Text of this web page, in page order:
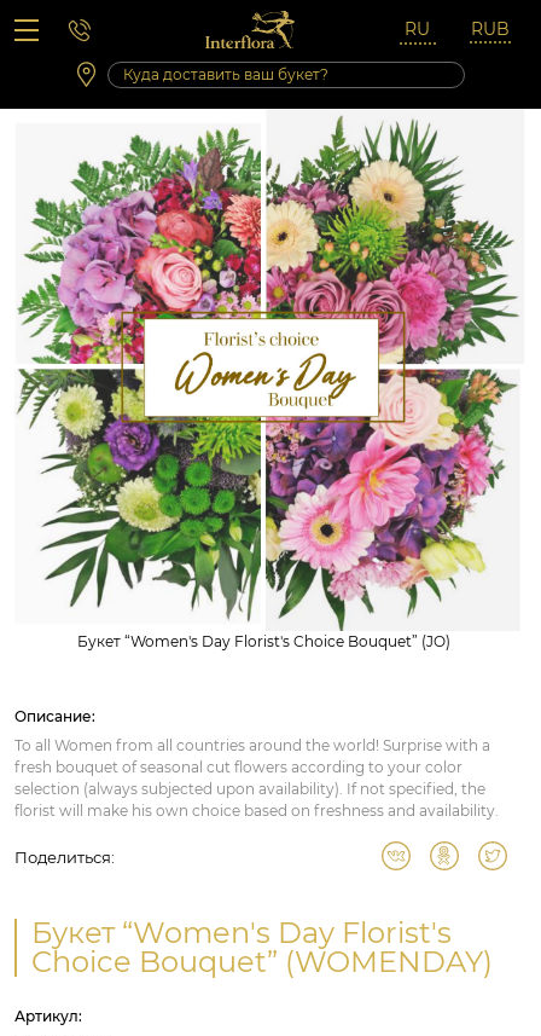
Вопросы-ответы
Сб 10:00 ‐ 14:00
Выходные и праздничные дни
Букет “Women's Day Florist's Choice Bouquet” (JO)
Описание:
To all Women from all countries around the world! Surprise with a
fresh bouquet of seasonal cut flowers according to your color
selection (always subjected upon availability). If not specified, the
florist will make his own choice based on freshness and availability.
Поделиться:
Букет “Women's Day Florist's
Choice Bouquet” (WOMENDAY)
Артикул: